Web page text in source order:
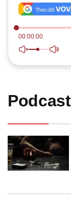
Kinh tế
Bất động sản
Vụ án
00:00:00